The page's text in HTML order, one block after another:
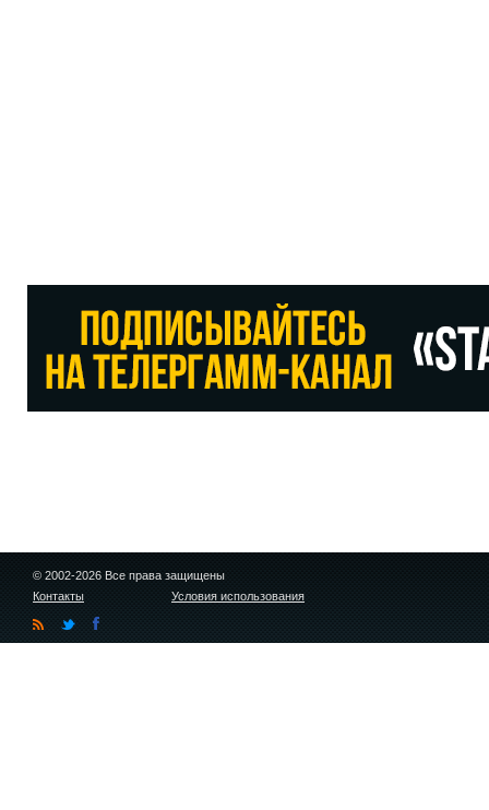
© 2002-2026 Все права защищены
Контакты
Условия использования